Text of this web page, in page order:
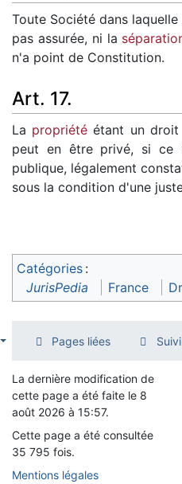
Toute Société dans
pas assurée, ni la
n'a point de Constitution.
Art. 17.
La propriété étant un droit
peut en être privé, si ce
publique, légalement
sous la condition d'une
Catégories :
JurisPedia
France
Pages liées
La dernière modification de
cette page a été faite le 8
août 2026 à 15:57.
Cette page a été consultée
35 795 fois.
Mentions légales